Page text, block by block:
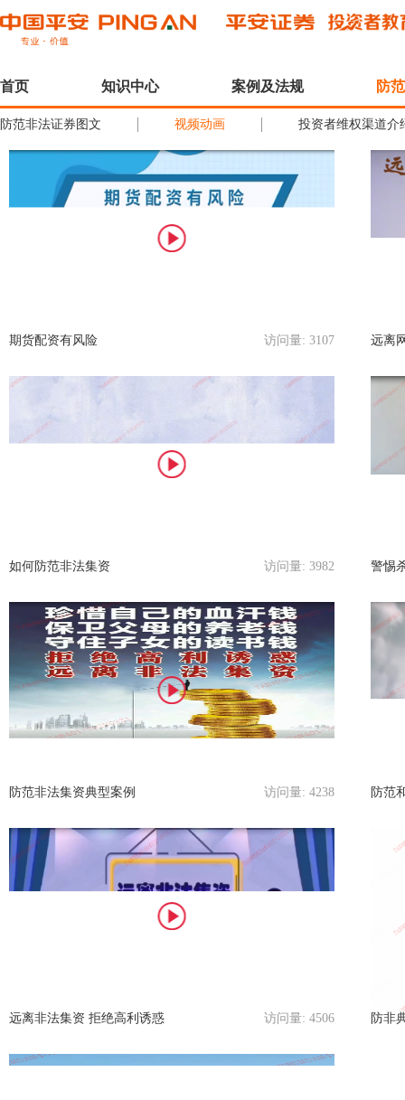
首页 知识中心 案例及法规 防
防范非法证券图文 视频动画 投资者维权渠道介
期货配资有风险 访问量: 3107
如何防范非法集资 访问量: 3982 警惕
防范非法集资典型案例 访问量: 4238 防范
远离非法集资 拒绝高利诱惑 访问量: 4506 防非